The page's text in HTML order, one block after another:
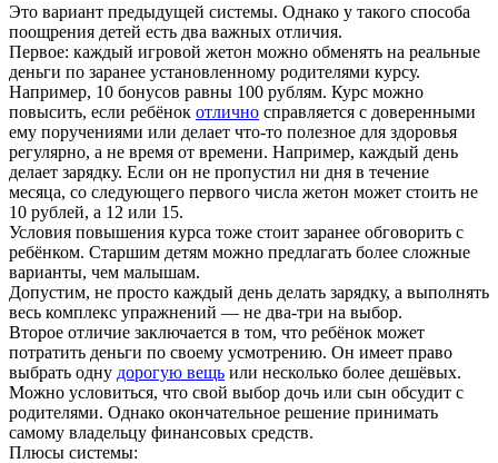
Это вариант предыдущей системы. Однако у такого способа
поощрения детей есть два важных отличия.
Первое: каждый игровой жетон можно обменять на реальные
деньги по заранее установленному родителями курсу.
Например, 10 бонусов равны 100 рублям. Курс можно
повысить, если ребёнок отлично справляется с доверенными
ему поручениями или делает что-то полезное для здоровья
регулярно, а не время от времени. Например, каждый день
делает зарядку. Если он не пропустил ни дня в течение
месяца, со следующего первого числа жетон может стоить не
10 рублей, а 12 или 15.
Условия повышения курса тоже стоит заранее обговорить с
ребёнком. Старшим детям можно предлагать более сложные
варианты, чем малышам.
Допустим, не просто каждый день делать зарядку, а выполнять
весь комплекс упражнений — не два-три на выбор.
Второе отличие заключается в том, что ребёнок может
потратить деньги по своему усмотрению. Он имеет право
выбрать одну дорогую вещь или несколько более дешёвых.
Можно условиться, что свой выбор дочь или сын обсудит с
родителями. Однако окончательное решение принимать
самому владельцу финансовых средств.
Плюсы системы: